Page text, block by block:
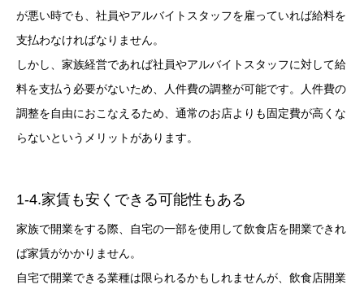
が悪い時でも、社員やアルバイトスタッフを雇っていれば給料を
支払わなければなりません。
しかし、家族経営であれば社員やアルバイトスタッフに対して給
料を支払う必要がないため、人件費の調整が可能です。人件費の
調整を自由におこなえるため、通常のお店よりも固定費が高くな
らないというメリットがあります。
1-4.家賃も安くできる可能性もある
家族で開業をする際、自宅の一部を使用して飲食店を開業できれ
ば家賃がかかりません。
自宅で開業できる業種は限られるかもしれませんが、飲食店開業